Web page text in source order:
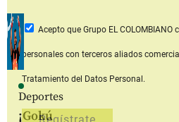
Deportes
¡Gokú
Acepto que Grupo EL COLOMBIANO
personales con terceros aliados
Tratamiento del Datos Personal.